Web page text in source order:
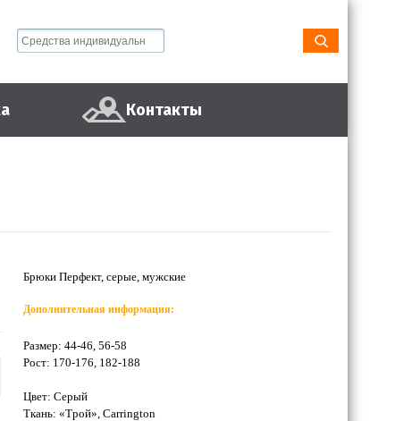
Контакты
Брюки Перфект, серые, мужские
Дополнительная информация:
Размер: 44-46, 56-58
Рост: 170-176, 182-188
Цвет: Серый
Ткань: «Трой», Carrington